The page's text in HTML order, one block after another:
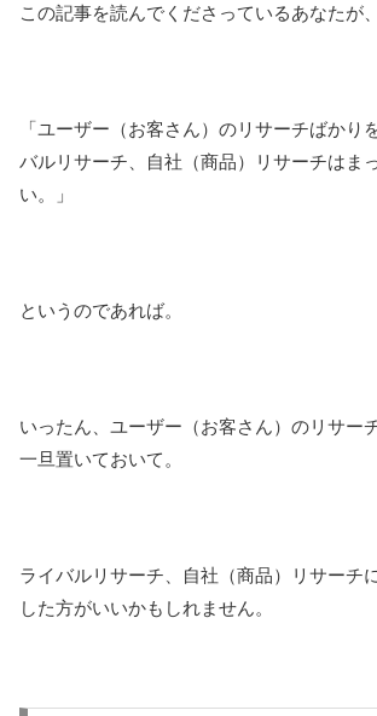
この記事を読んでくださっているあなたが、
「ユーザー（お客さん）のリサーチばかり
バルリサーチ、自社（商品）リサーチはま
い。」
というのであれば。
いったん、ユーザー（お客さん）のリサー
一旦置いておいて。
ライバルリサーチ、自社（商品）リサーチ
した方がいいかもしれません。